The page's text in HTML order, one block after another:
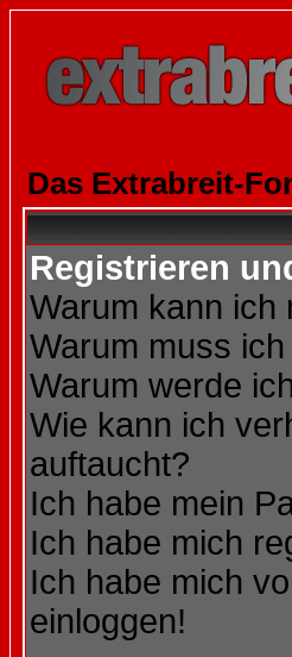
Das Extrabreit-
Registrieren
Warum kann ich
Warum muss
Warum werde
Wie kann ich
auftaucht?
Ich habe mein
Ich habe mich
Ich habe mich
einloggen!